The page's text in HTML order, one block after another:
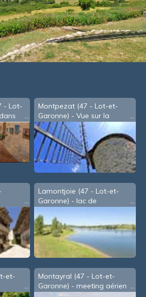
- Lot-
Montpezat (47 - Lot-et-
Garonne) - Vue sur la
Vallée du Lot depuis le
moulin
Lamontjoie (47 - Lot-et-
Garonne) - lac de
et-
Montayral (47 - Lot-et-
Garonne) - meeting aérien